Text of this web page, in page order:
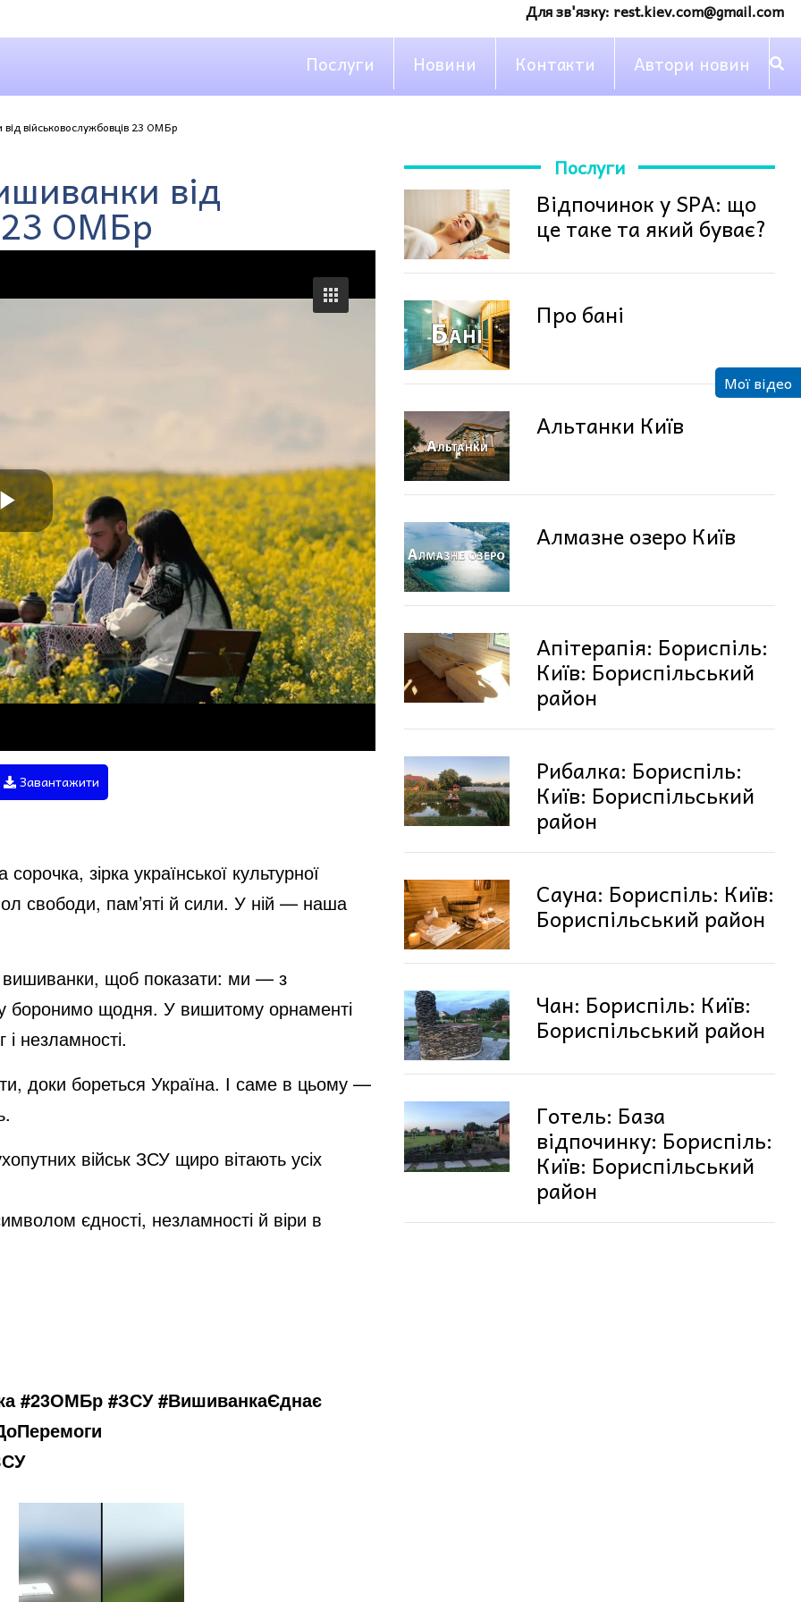
Для зв'язку: rest.kiev.com@gmail.com
Послуги Новини Контакти Автори новин
військовослужбовців 23 ОМБр
від
23 ОМБр
Завантажити
зірка української культурної
свободи, пам’яті й сили. У ній — наша
вишиванки, щоб показати: ми — з
боронимо щодня. У вишитому орнаменті
незламності.
доки бореться Україна. І саме в цьому —
військ ЗСУ щиро вітають усіх
єдності, незламності й віри в
#23ОМБр #ЗСУ #ВишиванкаЄднає
Послуги
Відпочинок у SPA: що
це таке та який буває?
Про бані
Альтанки Київ
Алмазне озеро Київ
Апітерапія: Бориспіль:
Київ: Бориспільський
район
Рибалка: Бориспіль:
Київ: Бориспільський
район
Сауна: Бориспіль: Київ:
Бориспільський район
Чан: Бориспіль: Київ:
Бориспільський район
Готель: База
відпочинку: Бориспіль:
Київ: Бориспільський
район
Мої відео